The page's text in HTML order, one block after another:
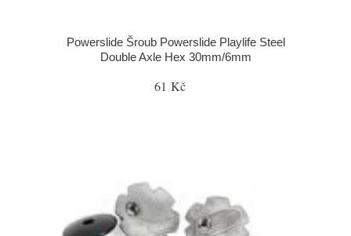
Powerslide Šroub Powerslide Playlife Steel
Double Axle Hex 30mm/6mm
61 Kč